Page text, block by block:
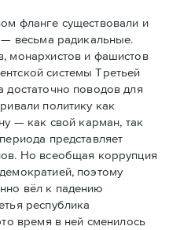
фланге существовали и
— весьма радикальные.
монархистов и фашистов
системы Третьей
достаточно поводов для
политику как
— как свой карман, так
представляет
Но всеобщая коррупция
поэтому
вёл к падению
республика
время в ней сменилось